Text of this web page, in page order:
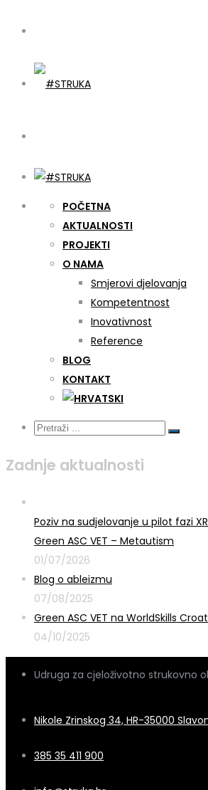
POČETNA
AKTUALNOSTI
PROJEKTI
O NAMA
Smjerovi djelovanja
Kompetentnost
Inovativnost
Reference
BLOG
KONTAKT
Zadnje aktualnosti
Poziv na sudjelovanje u pilot fazi
Green ASC VET – Metautism
01/07/2026
Blog o ableizmu
07/08/2025
Green ASC VET na WorldSkills
04/10/2025
Udruga za cjeloživotno strukovno
Nikole Zrinskog 34, HR-35000
385 35 411 900